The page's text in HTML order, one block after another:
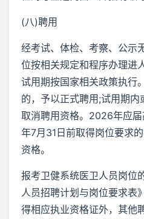
(八)聘用
经考试、体检、考察、公示
位按相关规定和程序办理进
试用期按国家相关政策执行
的，予以正式聘用;试用期
取消聘用资格。2026年应
年7月31日前取得岗位要求
资格。
报考卫健系统医卫人员岗位
人员招聘计划与岗位要求表
得相应执业资格证外，其他